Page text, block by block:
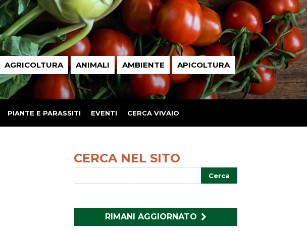
AGRICOLTURA ANIMALI AMBIENTE APICOLTURA
PIANTE E PARASSITI EVENTI CERCA VIVAIO
CERCA NEL SITO
RIMANI AGGIORNATO